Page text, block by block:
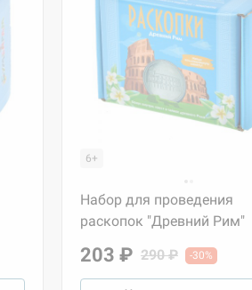
6+
Набор для проведения
раскопок "Древний Рим"
203 ₽ 290 ₽ -30%